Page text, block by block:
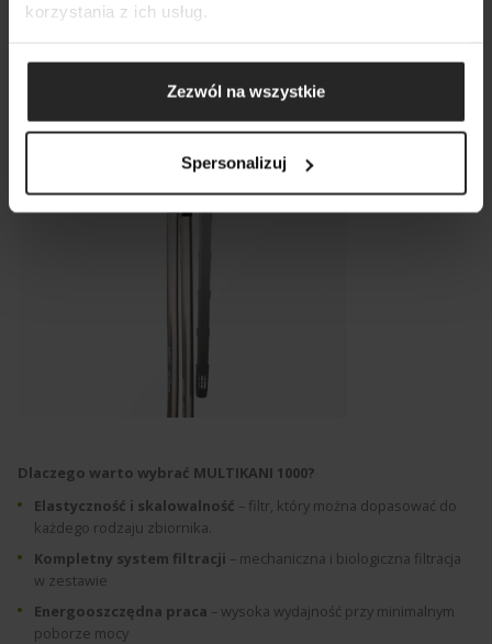
korzystania z ich usług.
Zezwól na wszystkie
Spersonalizuj
Dlaczego warto wybrać MULTIKANI 1000?
Elastyczność i skalowalność – filtr, który można dopasować do
każdego rodzaju zbiornika.
Kompletny system filtracji – mechaniczna i biologiczna filtracja
w zestawie
Energooszczędna praca – wysoka wydajność przy minimalnym
poborze mocy